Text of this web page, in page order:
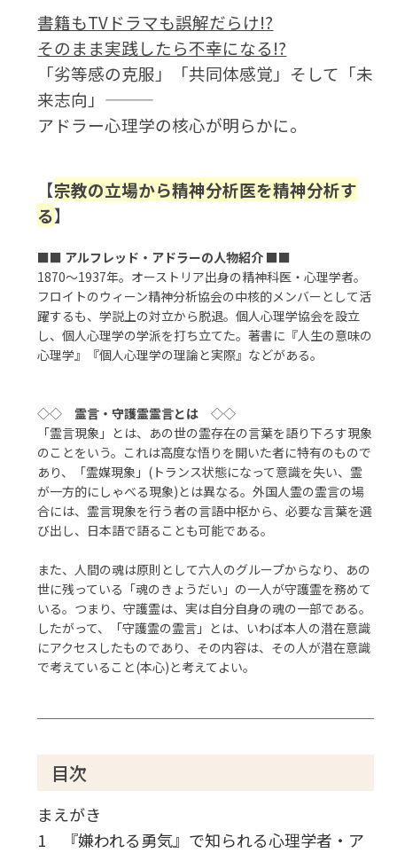
書籍もTVドラマも誤解だらけ!?
そのまま実践したら不幸になる!?
「劣等感の克服」「共同体感覚」そして「未
来志向」―――
アドラー心理学の核心が明らかに。
【宗教の立場から精神分析医を精神分析す
る】
■■ アルフレッド・アドラーの人物紹介 ■■
1870～1937年。オーストリア出身の精神科医・心理学者。
フロイトのウィーン精神分析協会の中核的メンバーとして活
躍するも、学説上の対立から脱退。個人心理学協会を設立
し、個人心理学の学派を打ち立てた。著書に『人生の意味の
心理学』『個人心理学の理論と実際』などがある。
◇◇霊言・守護霊霊言とは ◇◇
「霊言現象」とは、あの世の霊存在の言葉を語り下ろす現象
のことをいう。これは高度な悟りを開いた者に特有のもので
あり、「霊媒現象」(トランス状態になって意識を失い、霊
が一方的にしゃべる現象)とは異なる。外国人霊の霊言の場
合には、霊言現象を行う者の言語中枢から、必要な言葉を選
び出し、日本語で語ることも可能である。
また、人間の魂は原則として六人のグループからなり、あの
世に残っている「魂のきょうだい」の一人が守護霊を務めて
いる。つまり、守護霊は、実は自分自身の魂の一部である。
したがって、「守護霊の霊言」とは、いわば本人の潜在意識
にアクセスしたものであり、その内容は、その人が潜在意識
で考えていること(本心)と考えてよい。
目次
まえがき
1 『嫌われる勇気』で知られる心理学者・ア